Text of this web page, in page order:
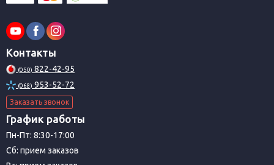
Контакты
(050) 822-42-95
(068) 953-52-72
Заказать звонок
График работы
Пн-Пт: 8:30-17:00
Сб: прием заказов